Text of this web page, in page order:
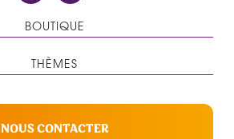
BOUTIQUE
THÈMES
NOUS CONTACTER